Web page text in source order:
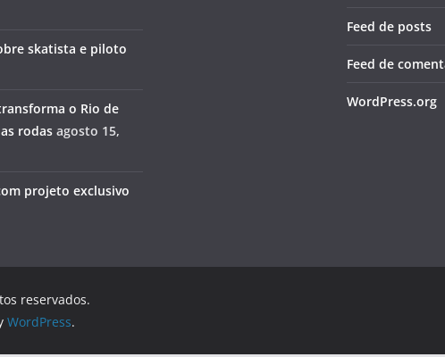
skatista e piloto
o Rio de
rodas agosto 15,
projeto exclusivo
Feed de posts
Feed de
WordPress.org
reservados.
WordPress.